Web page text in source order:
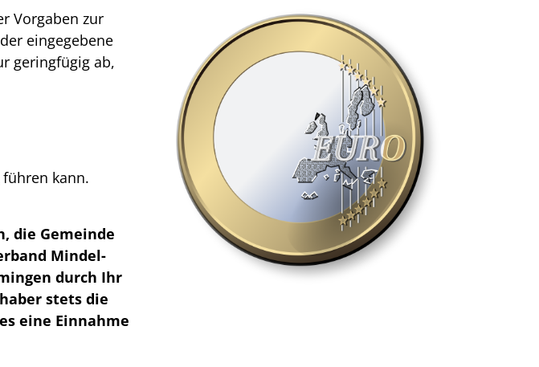
Vorgaben zur
eingegebene
geringfügig ab,
kann.
die Gemeinde
Mindel-
durch Ihr
stets die
eine Einnahme